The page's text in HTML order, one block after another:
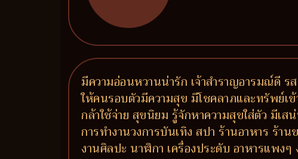
มีความอ่อนหวานน่ารัก เจ้าสำราญอารมณ์ดี ร
ให้คนรอบตัวมีความสุข มีโชคลาภและทรัพย์เข้
กล้าใช้จ่าย สุขนิยม รู้จักหาความสุขใส่ตัว มีเ
การทำงานวงการบันเทิง สปา ร้านอาหาร ร้า
งานศิลปะ นาฬิกา เครื่องประดับ อาหารแพง